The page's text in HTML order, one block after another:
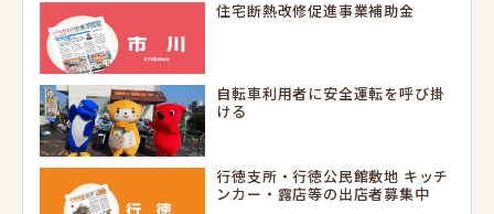
住宅断熱改修促進事業補助金
自転車利用者に安全運転を呼び掛
ける
行徳支所・行徳公民館敷地 キッチ
ンカー・露店等の出店者募集中